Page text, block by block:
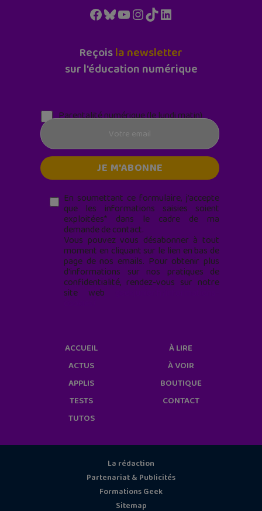
Facebook
Bluesky
YouTube
Instagram
TikTokLinkedIn
Reçoisla newsletter
sur l'éducation numérique
Parentalité numérique (le lundi matin)
En soumettant ce formulaire, j’accepte
que les informations saisies soient
exploitées* dans le cadre de ma
demande de contact.
Vous pouvez vous désabonner à tout
moment en cliquant sur le lien en bas de
page de nos emails. Pour obtenir plus
d'informations sur nos pratiques de
confidentialité, rendez-vous sur notre
site web
ACCUEIL
ACTUS
APPLIS
TESTS
TUTOS
À LIRE
À VOIR
BOUTIQUE
CONTACT
La rédaction
Partenariat & Publicités
Formations Geek
Sitemap